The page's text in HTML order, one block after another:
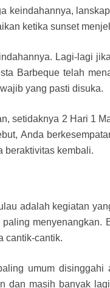
keindahannya,
ketika sunset
Lagi-lagi
Barbeque telah
yang pasti disuka.
setidaknya 2 Hari 1
Anda
beraktivitas kembali.
adalah kegiatan
cantik-cantik.
umum
dan masih banyak